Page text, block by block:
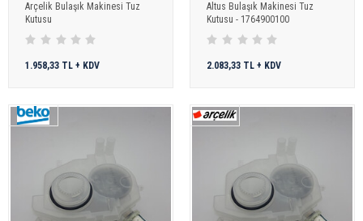
Arçelik Bulaşık Makinesi Tuz
Kutusu
1.958,33 TL + KDV
Altus Bulaşık Makinesi Tuz
Kutusu - 1764900100
2.083,33 TL + KDV